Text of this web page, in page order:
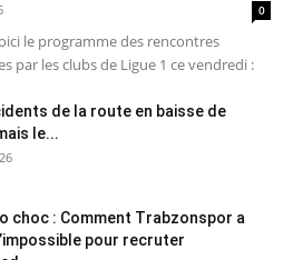
0
le programme des rencontres
par les clubs de Ligue 1 ce vendredi :
de la route en baisse de
le...
choc : Comment Trabzonspor a
pour recruter